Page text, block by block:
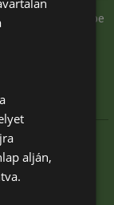
offers, subscribe
5112
7578
alján,